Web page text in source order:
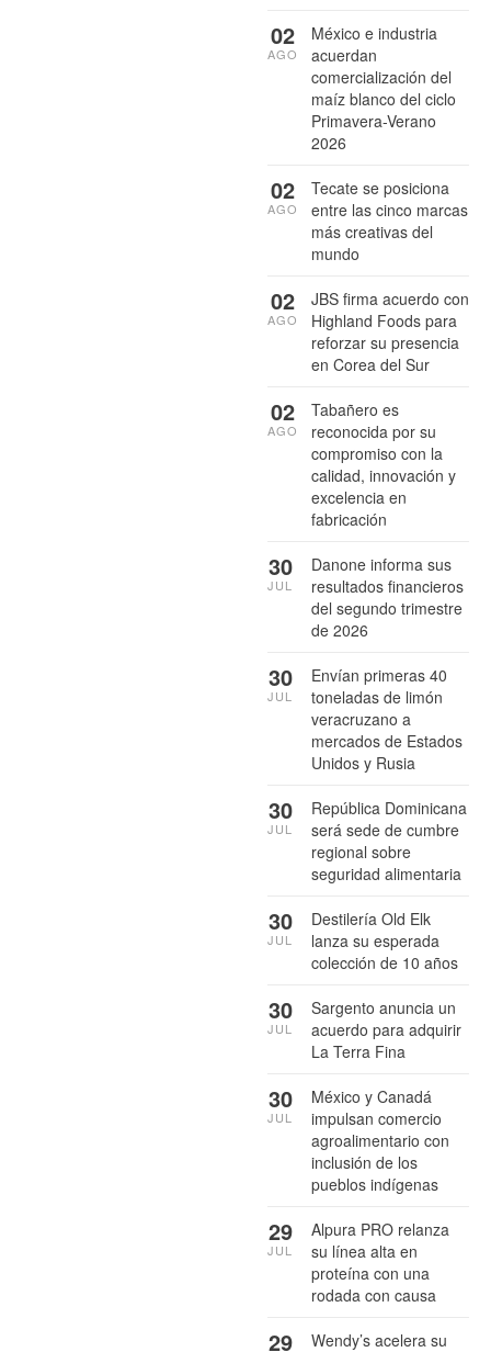
México e industria
acuerdan
comercialización del
maíz blanco del ciclo
Primavera-Verano
2026
02
AGO
Tecate se posiciona
entre las cinco marcas
más creativas del
mundo
02
AGO
JBS firma acuerdo con
Highland Foods para
reforzar su presencia
en Corea del Sur
02
AGO
Tabañero es
reconocida por su
compromiso con la
calidad, innovación y
excelencia en
fabricación
02
AGO
Danone informa sus
resultados financieros
del segundo trimestre
de 2026
30
JUL
Envían primeras 40
toneladas de limón
veracruzano a
mercados de Estados
Unidos y Rusia
30
JUL
República Dominicana
será sede de cumbre
regional sobre
seguridad alimentaria
30
JUL
Destilería Old Elk
lanza su esperada
colección de 10 años
30
JUL
Sargento anuncia un
acuerdo para adquirir
La Terra Fina
30
JUL
México y Canadá
impulsan comercio
agroalimentario con
inclusión de los
pueblos indígenas
30
JUL
Alpura PRO relanza
su línea alta en
proteína con una
rodada con causa
29
JUL
Wendy’s acelera su
29